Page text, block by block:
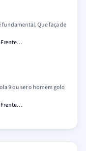
fundamental. Que faça de
Frente…
9 ou ser o homem golo
Frente…